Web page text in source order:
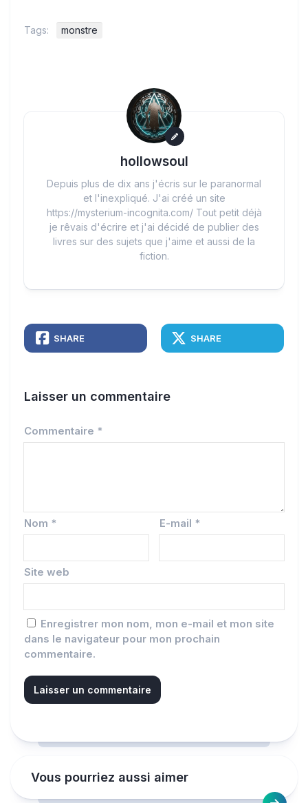
Tags: monstre
hollowsoul
Depuis plus de dix ans j'écris sur le paranormal
et l'inexpliqué. J'ai créé un site
https://mysterium-incognita.com/ Tout petit déjà
je rêvais d'écrire et j'ai décidé de publier des
livres sur des sujets que j'aime et aussi de la
fiction.
SHARE SHARE
Laisser un commentaire
Commentaire *
Nom * E-mail *
Site web
Enregistrer mon nom, mon e-mail et mon site
dans le navigateur pour mon prochain
commentaire.
Vous pourriez aussi aimer